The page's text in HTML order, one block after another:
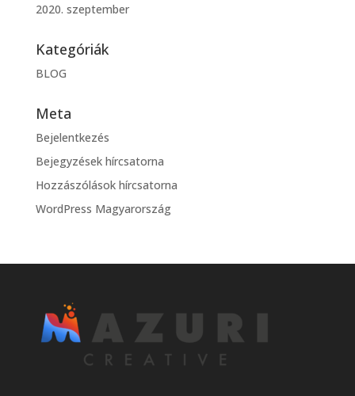
2020. szeptember
Kategóriák
BLOG
Meta
Bejelentkezés
Bejegyzések hírcsatorna
Hozzászólások hírcsatorna
WordPress Magyarország